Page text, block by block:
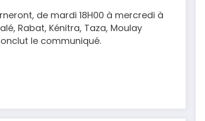
de mardi 18H00 à mercredi à
Rabat, Kénitra, Taza, Moulay
le communiqué.